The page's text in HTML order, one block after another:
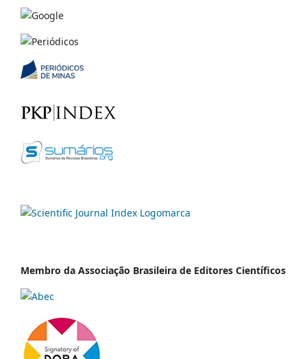
Membro da Associação Brasileira de Editores Científicos